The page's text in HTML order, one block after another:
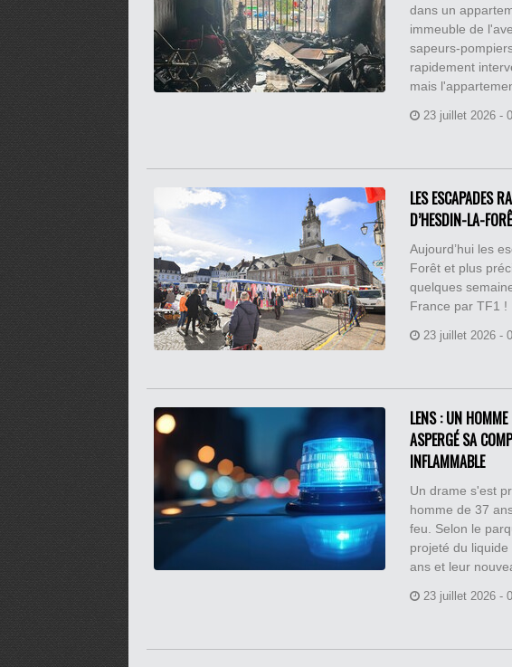
dans un
immeuble de
sapeurs-
rapidement
mais
23 juillet 2026 -
LES ESCAPADES
D’HESDIN-LA-
Aujourd’hui les
Forêt et plus
quelques
France par TF1 !
23 juillet 2026 -
LENS : UN
ASPERGÉ SA
INFLAMMABLE
Un drame s'est
homme de 37
feu. Selon le
projeté du
ans et leur
23 juillet 2026 -